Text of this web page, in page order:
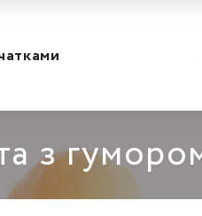
з